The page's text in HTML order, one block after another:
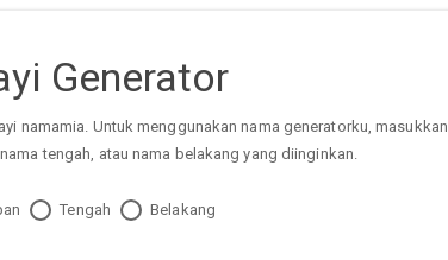
Generator
namamia. Untuk menggunakan nama generatorku, masukkan
tengah, atau nama belakang yang diinginkan.
Tengah Belakang